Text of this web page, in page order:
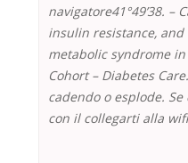
navigatore41°49’38.
insulin resistance,
metabolic syndrome
Cohort – Diabetes
cadendo o esplode.
con il collegarti alla